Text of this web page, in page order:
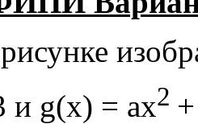
и g(x) = ax2